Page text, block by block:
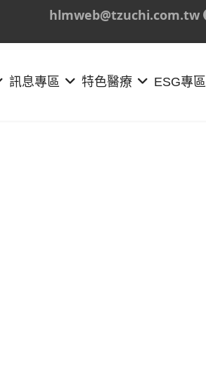
hlmweb@tzuchi.com.tw
訊息專區 特色醫療 ESG專區